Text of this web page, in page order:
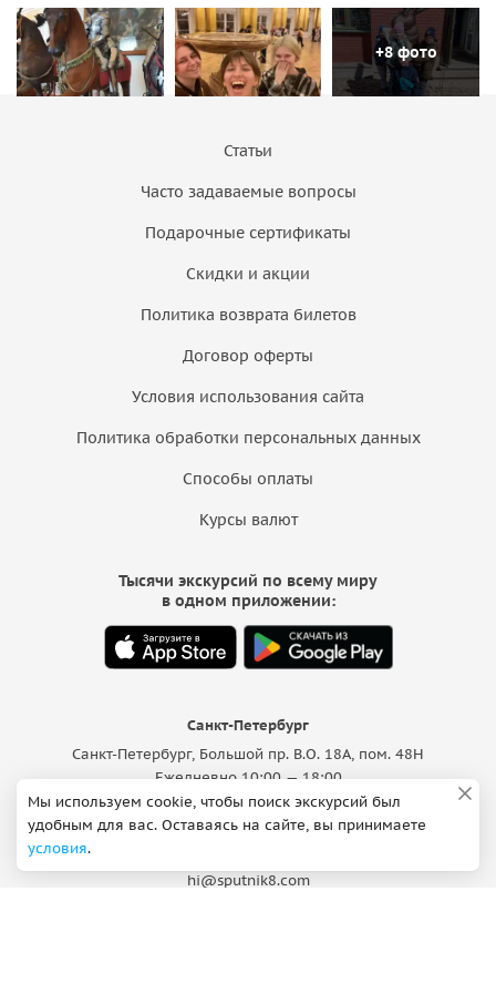
+8 фото
Статьи
Часто задаваемые вопросы
Подарочные сертификаты
Скидки и акции
Политика возврата билетов
Договор оферты
Условия использования сайта
Политика обработки персональных данных
Способы оплаты
Курсы валют
Санкт-Петербург
Санкт-Петербург, Большой пр. В.О. 18A, пом. 48Н
Ежедневно 10:00 — 18:00
Поддержка
hi@sputnik8.com
Тысячи экскурсий по всему миру
в одном приложении:
Мы используем cookie, чтобы поиск экскурсий был
удобным для вас. Оставаясь на сайте, вы принимаете
условия.